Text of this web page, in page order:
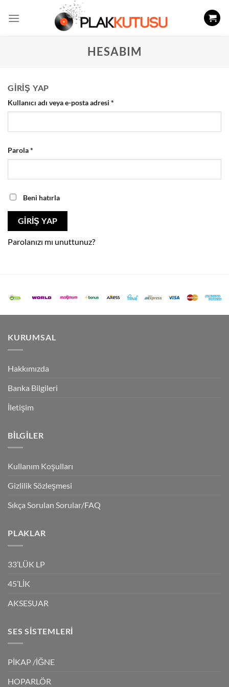
atla
HESABIM
GIRIŞ YAP
Kullanıcı adı veya e-posta adresi *
Parola*
Beni hatırla
GIRIŞ YAP
Parolanızı mı unuttunuz?
KURUMSAL
Hakkımızda
Banka Bilgileri
İletişim
BILGILER
Kullanım Koşulları
Gizlilik Sözleşmesi
Sıkça Sorulan Sorular/FAQ
PLAKLAR
33’LÜK LP
45’LİK
AKSESUAR
SES SISTEMLERI
PİKAP /İĞNE
HOPARLÖR